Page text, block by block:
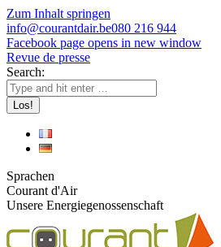
Zum Inhalt springen
info@courantdair.be080 216 944
Facebook page opens in new window
Revue de presse
Search:
Sprachen
Courant d'Air
Unsere Energiegenossenschaft